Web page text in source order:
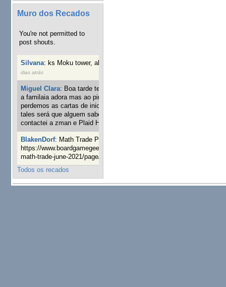
Muro dos Recados
You're not permitted to
post shouts.
Silvana: ks Moku tower, alguém interessado?
dias atrás
Miguel Clara: Boa tarde tenho jogo Mice and mistics que
a familaia adora mas ao pintarmos as miniaturas
perdemos as cartas de iniciaticva da expanção downood
tales será que alguem sabe onde adquirir as cartas já
contactei a zman e Plaid Hat e nada
BlakenDorf: Math Trade Portuguesa a decorrer. Aqui:
https://www.boardgamegeek.com/geeklist/286035/portugal-
math-trade-june-2021/page/1
Todos os recados